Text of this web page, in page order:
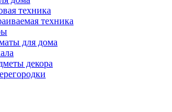
техника
техника
для дома
декора